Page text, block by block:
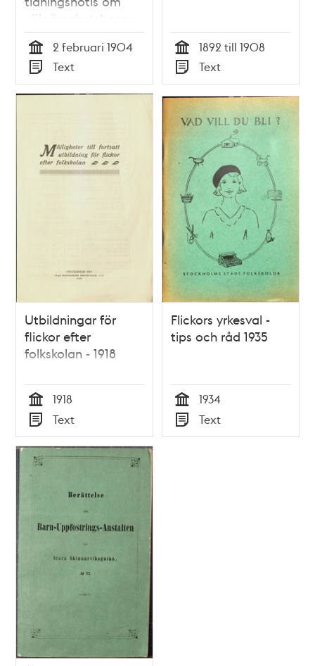
välgörenhetsbasar
1904
Tid
2 februari 1904
Typ
Text Tid
1892 till 1908
Typ
Text
Utbildningar för
flickor efter
folkskolan - 1918
Tid
1918
Typ
Text
Flickors yrkesval -
tips och råd 1935
Tid
1934
Typ
Text